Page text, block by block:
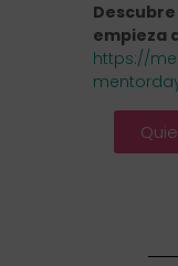
empieza
https://